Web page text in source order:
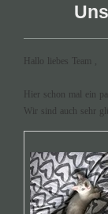
Hallo liebes Team ,
Hier schon mal ein
Wir sind auch sehr